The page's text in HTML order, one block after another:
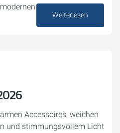
Badezimmer.
Weiterlesen
Accessoires, weichen
und stimmungsvollem Licht